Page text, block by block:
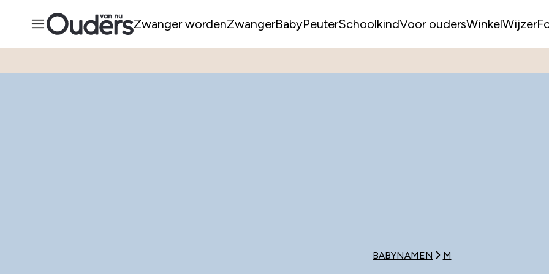
Zwanger wordenZwangerBabyPeuterSchoolkindVoor oudersWinkelWijzer
BABYNAMEN M